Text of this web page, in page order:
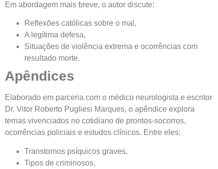
Em abordagem mais breve, o autor discute:
Reflexões católicas sobre o mal,
A legítima defesa,
Situações de violência extrema e ocorrências com
resultado morte.
Apêndices
Elaborado em parceria com o médico neurologista e escritor
Dr. Vitor Roberto Pugliesi Marques, o apêndice explora
temas vivenciados no cotidiano de prontos-socorros,
ocorrências policiais e estudos clínicos. Entre eles:
Transtornos psíquicos graves,
Tipos de criminosos,